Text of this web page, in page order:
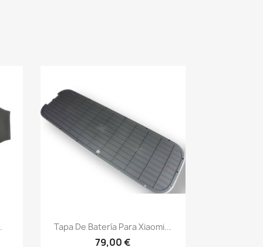
Vista rápida
Tapa De Batería Para Xiaomi...
79,00 €